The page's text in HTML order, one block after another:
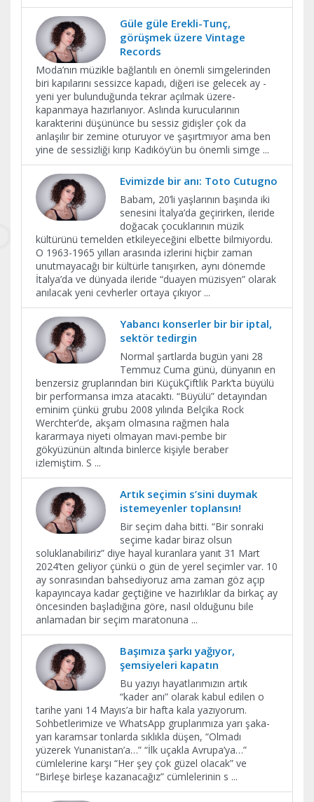
Güle güle Erekli-Tunç,
görüşmek üzere Vintage
Records
Moda’nın müzikle bağlantılı en önemli simgelerinden
biri kapılarını sessizce kapadı, diğeri ise gelecek ay -
yeni yer bulunduğunda tekrar açılmak üzere-
kapanmaya hazırlanıyor. Aslında kurucularının
karakterini düşününce bu sessiz gidişler çok da
anlaşılır bir zemine oturuyor ve şaşırtmıyor ama ben
yine de sessizliği kırıp Kadıköy’ün bu önemli simge ...
Evimizde bir anı: Toto Cutugno
Babam, 20’li yaşlarının başında iki
senesini İtalya’da geçirirken, ileride
doğacak çocuklarının müzik
kültürünü temelden etkileyeceğini elbette bilmiyordu.
O 1963-1965 yılları arasında izlerini hiçbir zaman
unutmayacağı bir kültürle tanışırken, aynı dönemde
İtalya’da ve dünyada ileride “duayen müzisyen” olarak
anılacak yeni cevherler ortaya çıkıyor ...
Yabancı konserler bir bir iptal,
sektör tedirgin
Normal şartlarda bugün yani 28
Temmuz Cuma günü, dünyanın en
benzersiz gruplarından biri KüçükÇiftlik Park’ta büyülü
bir performansa imza atacaktı. “Büyülü” detayından
eminim çünkü grubu 2008 yılında Belçika Rock
Werchter’de, akşam olmasına rağmen hala
kararmaya niyeti olmayan mavi-pembe bir
gökyüzünün altında binlerce kişiyle beraber
izlemiştim. S ...
Artık seçimin s’sini duymak
istemeyenler toplansın!
Bir seçim daha bitti. “Bir sonraki
seçime kadar biraz olsun
soluklanabiliriz” diye hayal kuranlara yanıt 31 Mart
2024’ten geliyor çünkü o gün de yerel seçimler var. 10
ay sonrasından bahsediyoruz ama zaman göz açıp
kapayıncaya kadar geçtiğine ve hazırlıklar da birkaç ay
öncesinden başladığına göre, nasıl olduğunu bile
anlamadan bir seçim maratonuna ...
Başımıza şarkı yağıyor,
şemsiyeleri kapatın
Bu yazıyı hayatlarımızın artık
“kader anı” olarak kabul edilen o
tarihe yani 14 Mayıs’a bir hafta kala yazıyorum.
Sohbetlerimize ve WhatsApp gruplarımıza yarı şaka-
yarı karamsar tonlarda sıklıkla düşen, “Olmadı
yüzerek Yunanistan’a…” “İlk uçakla Avrupa’ya…”
cümlelerine karşı “Her şey çok güzel olacak” ve
“Birleşe birleşe kazanacağız” cümlelerinin s ...